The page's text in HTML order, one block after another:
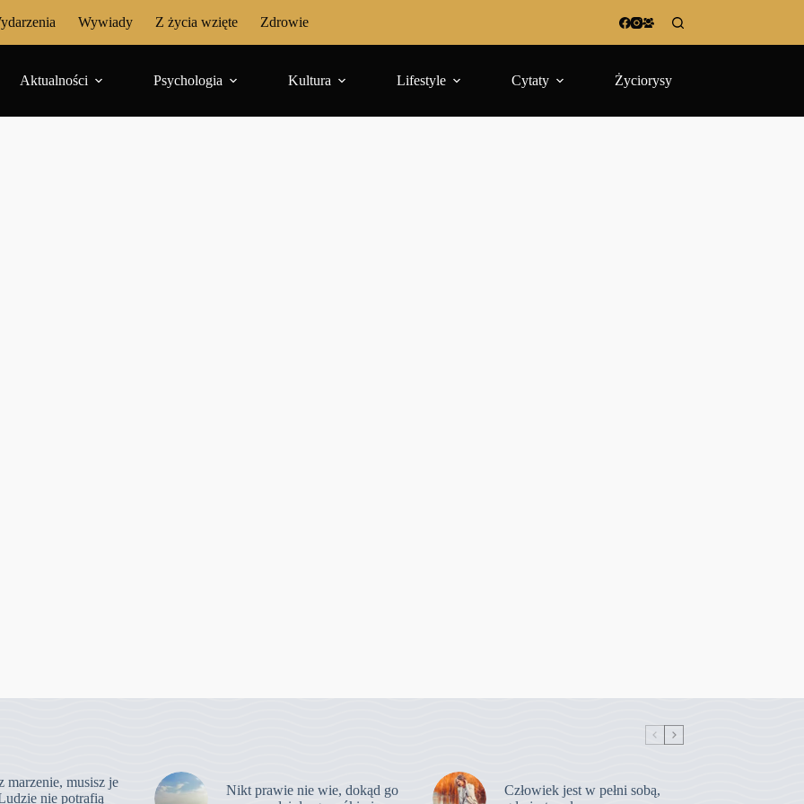
Wywiady Z życia wzięte Zdrowie
Aktualności Psychologia Kultura Lifestyle Cytaty Życiorysy
marzenie, musisz je
nie potrafią
Nikt prawie nie wie, dokąd go
Człowiek jest w pełni sobą,